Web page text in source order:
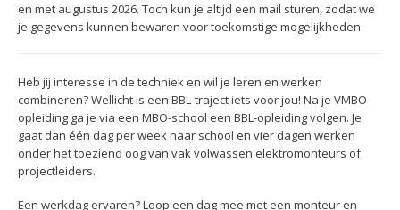
en met augustus 2026. Toch kun je altijd een mail sturen, zodat we
je gegevens kunnen bewaren voor toekomstige mogelijkheden.
Heb jij interesse in de techniek en wil je leren en werken
combineren? Wellicht is een BBL-traject iets voor jou! Na je VMBO
opleiding ga je via een MBO-school een BBL-opleiding volgen. Je
gaat dan één dag per week naar school en vier dagen werken
onder het toeziend oog van vak volwassen elektromonteurs of
projectleiders.
Een werkdag ervaren? Loop een dag mee met een monteur en